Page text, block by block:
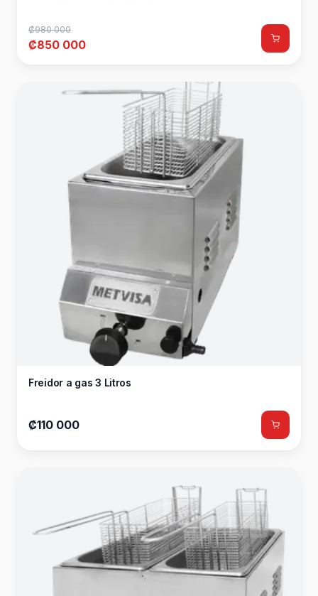
₡980 000
₡850 000
Freidor a gas 3 Litros
₡110 000